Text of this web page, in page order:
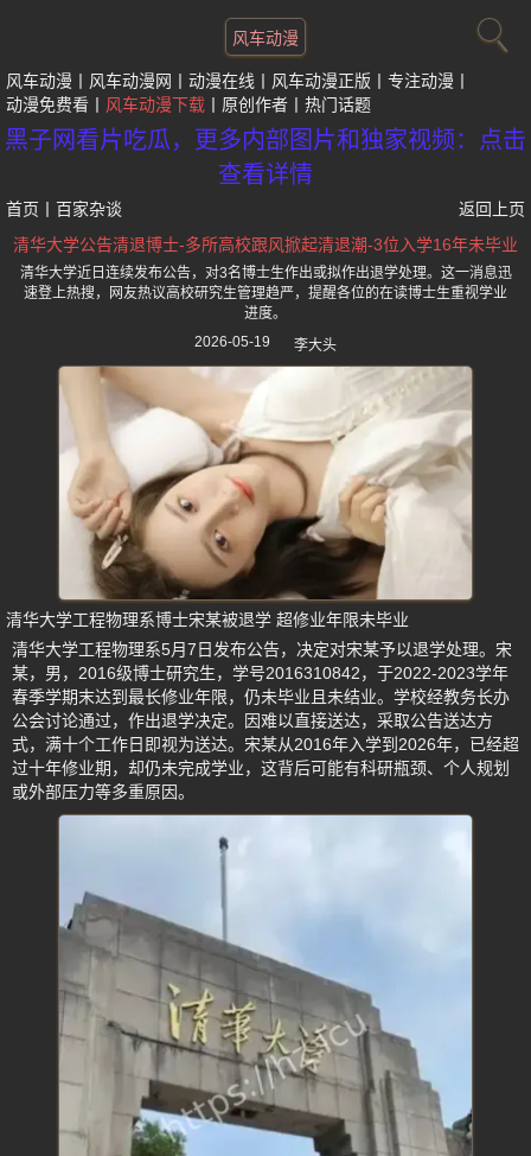
风车动漫
风车动漫 风车动漫网 动漫在线 风车动漫正版
专注动漫
动漫免费看
风车动漫下载 原创作者 热门话题
黑子网看片吃瓜，更多内部图片和独家视频：点击
查看详情
首页 百家杂谈
返回上页
清华大学公告清退博士-多所高校跟风掀起清退潮-3位入学16年未毕业
清华大学近日连续发布公告，对3名博士生作出或拟作出退学处理。这一消息迅
速登上热搜，网友热议高校研究生管理趋严，提醒各位的在读博士生重视学业
进度。
2026-05-19
李大头
清华大学工程物理系博士宋某被退学 超修业年限未毕业
清华大学工程物理系5月7日发布公告，决定对宋某予以退学处理。宋
某，男，2016级博士研究生，学号2016310842，于2022-2023学年
春季学期末达到最长修业年限，仍未毕业且未结业。学校经教务长办
公会讨论通过，作出退学决定。因难以直接送达，采取公告送达方
式，满十个工作日即视为送达。宋某从2016年入学到2026年，已经超
过十年修业期，却仍未完成学业，这背后可能有科研瓶颈、个人规划
或外部压力等多重原因。